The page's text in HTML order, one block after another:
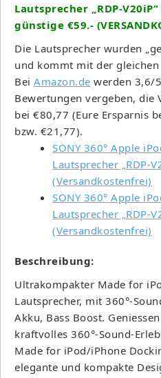
Lautsprecher „RDP-
günstige €59.-
Die Lautsprecher wurden
und kommt mit der
Bei Amazon.de werden 3,6/
Bewertungen vergeben, die
bei €80,77 (Eure Ersparnis
bzw. €21,77).
SONY 360° Apple
Lautsprecher „RDP-
(Versandkostenfrei)
SONY 360° Apple
Lautsprecher „RDP-
(Versandkostenfrei)
Beschreibung:
Ultrakompakter Made for
Lautsprecher, mit 360°-
Akku, Bass Boost.
kraftvolles 360°-Sound-
Made for iPod/iPhone
elegante und kompakte